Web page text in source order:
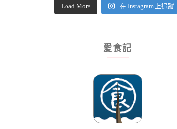
Load More 在 Instagram 上追蹤
愛食記